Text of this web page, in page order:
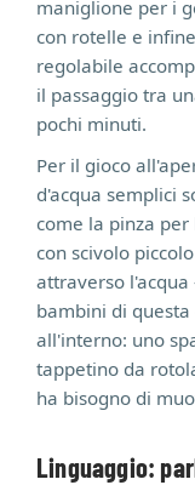
maniglione per i
con rotelle e
regolabile
il passaggio tra
pochi minuti.
Per il gioco
d'acqua semplici
come la pinza
con scivolo
attraverso
bambini di
all'interno: uno
tappetino da
ha bisogno di
Linguaggio: